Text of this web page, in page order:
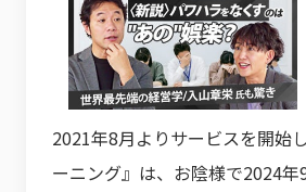
2021年8月よりサービスを開始
ーニング』は、お陰様で2024年